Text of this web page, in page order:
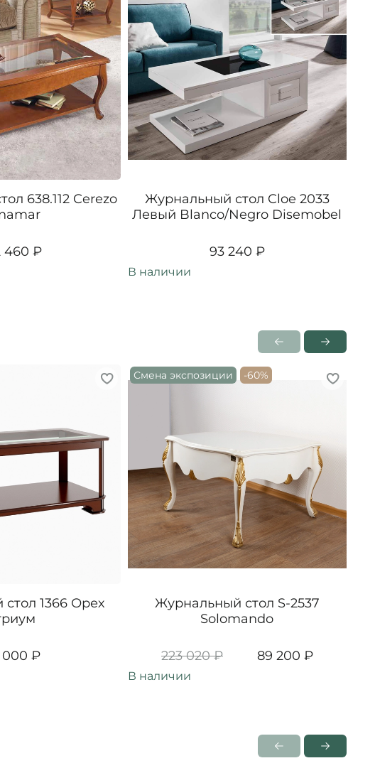
638.112 Cerezo
460 ₽
Журнальный стол Cloe 2033
Левый Blanco/Negro Disemobel
93 240 ₽
В наличии
1366 Орех
₽
Смена экспозиции -60%
Журнальный стол S-2537
Solomando
223 020 ₽ 89 200 ₽
В наличии